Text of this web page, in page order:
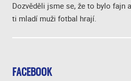
FACEBOOK
Dozvěděli jsme se, že to bylo fajn
ti mladí muži fotbal hrají.